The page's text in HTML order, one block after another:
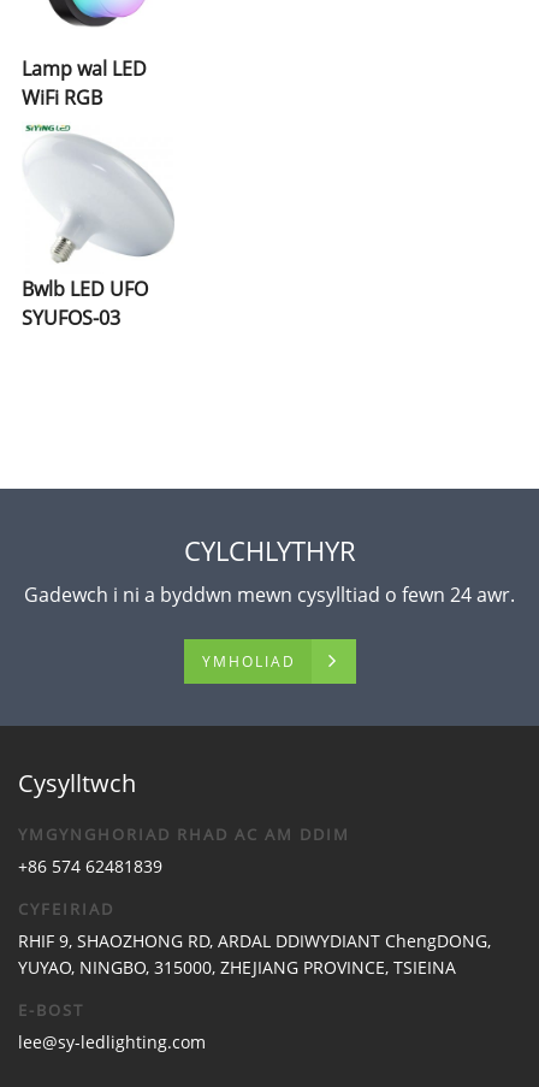
Lamp wal LED
WiFi RGB
Bwlb LED UFO
SYUFOS-03
CYLCHLYTHYR
Gadewch i ni a byddwn mewn cysylltiad o fewn 24 awr.
YMHOLIAD
Cysylltwch
YMGYNGHORIAD RHAD AC AM DDIM
+86 574 62481839
CYFEIRIAD
RHIF 9, SHAOZHONG RD, ARDAL DDIWYDIANT ChengDONG,
YUYAO, NINGBO, 315000, ZHEJIANG PROVINCE, TSIEINA
E-BOST
lee@sy-ledlighting.com